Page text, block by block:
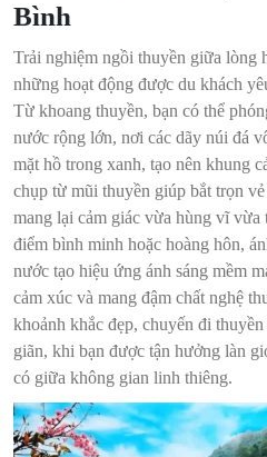
Bình
Trải nghiệm ngồi thuyền giữa lòng
những hoạt động được du khách
Từ khoang thuyền, bạn có thể
nước rộng lớn, nơi các dãy núi đá
mặt hồ trong xanh, tạo nên khung
chụp từ mũi thuyền giúp bắt trọn
mang lại cảm giác vừa hùng vĩ
điểm bình minh hoặc hoàng hôn,
nước tạo hiệu ứng ánh sáng mềm
cảm xúc và mang đậm chất nghệ
khoảnh khắc đẹp, chuyến đi
giãn, khi bạn được tận hưởng làn
có giữa không gian linh thiêng.